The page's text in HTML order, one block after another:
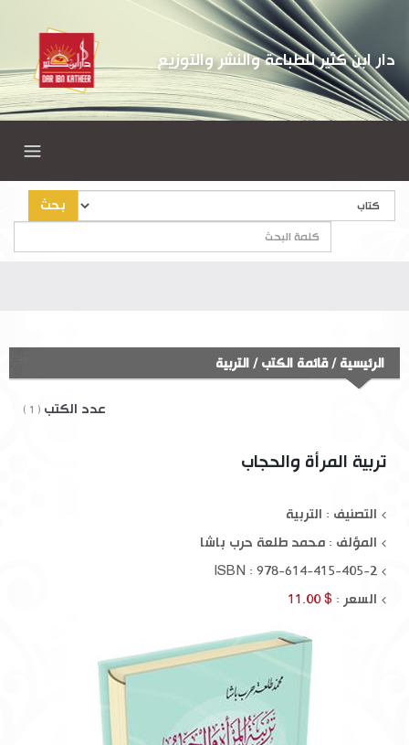
دار ابن كثير للطباعة والنشر والتوزيع
بحث
الرئيسية /قائمة الكتب/ التربية
عدد الكتب ( 1 )
تربية المرأة والحجاب
التصنيف : التربية
المؤلف : محمد طلعة حرب باشا
ISBN : 978-614-415-405-2
السعر : $ 11.00